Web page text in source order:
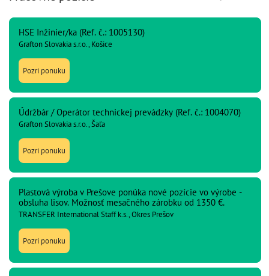
HSE Inžinier/ka (Ref. č.: 1005130)
Grafton Slovakia s.r.o., Košice
Pozri ponuku
Údržbár / Operátor technickej prevádzky (Ref. č.: 1004070)
Grafton Slovakia s.r.o., Šaľa
Pozri ponuku
Plastová výroba v Prešove ponúka nové pozície vo výrobe -
obsluha lisov. Možnosť mesačného zárobku od 1350 €.
TRANSFER International Staff k.s., Okres Prešov
Pozri ponuku